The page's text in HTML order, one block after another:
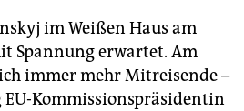
im Weißen Haus am
Spannung erwartet. Am
immer mehr Mitreisende –
Kommissions­präsidentin